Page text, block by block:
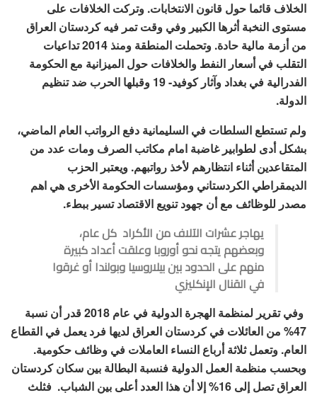
الخلاف قائما حول قانون الانتخابات. وتركت الخلافات على
مستوى النخبة أثرها الكبير وفي وقت تمر فيه كردستان العراق
من أزمة مالية حادة. وتحملت المنطقة ومنذ 2014 تداعيات
التقلب في أسعار النفط والخلافات حول الميزانية مع الحكومة
الفدرالية في بغداد وآثار كوفيد- 19 وقبلها الحرب ضد تنظيم
الدولة.
ولم تستطع السلطات في السليمانية دفع الرواتب العام الماضي،
بشكل أدى لطوابير غاضبة امام مكاتب الصرف ومات عدد من
المتقاعدين أثناء انتظارهم لأخذ رواتبهم. ويعتبر الحزب
الديمقراطي الكردستاني ومؤسسات الحكومة الأخرى هي اهم
مصدر للوظائف مع أن جهود تنويع الاقتصاد تسير ببطء.
يهاجر عشرات الآلاف من الأكراد كل عام،
وبعضهم يتجه نحو أوروبا وعلقت أعداد كبيرة
منهم على الحدود بين بيلاروسيا وبولندا أو غرقوا
في القنال الإنكليزي
وفي تقرير لمنظمة الهجرة الدولية في عام 2018 قدر أن نسبة
47% من العائلات في كردستان العراق لديها فرد يعمل في القطاع
العام. وتعمل ثلاثة أرباع النساء العاملات في وظائف حكومية.
وبحسب منظمة العمل الدولية فنسبة البطالة بين سكان كردستان
العراق تصل إلى 16% إلا أن هذا العدد أعلى بين الشباب. فثلث